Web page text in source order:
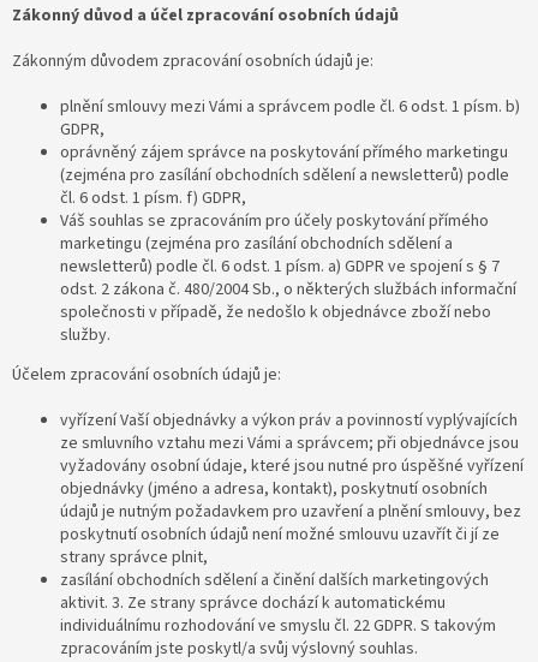
Zákonný důvod a účel zpracování osobních údajů
Zákonným důvodem zpracování osobních údajů je:
plnění smlouvy mezi Vámi a správcem podle čl. 6 odst. 1 písm. b)
GDPR,
oprávněný zájem správce na poskytování přímého marketingu
(zejména pro zasílání obchodních sdělení a newsletterů) podle
čl. 6 odst. 1 písm. f) GDPR,
Váš souhlas se zpracováním pro účely poskytování přímého
marketingu (zejména pro zasílání obchodních sdělení a
newsletterů) podle čl. 6 odst. 1 písm. a) GDPR ve spojení s § 7
odst. 2 zákona č. 480/2004 Sb., o některých službách informační
společnosti v případě, že nedošlo k objednávce zboží nebo
služby.
Účelem zpracování osobních údajů je:
vyřízení Vaší objednávky a výkon práv a povinností vyplývajících
ze smluvního vztahu mezi Vámi a správcem; při objednávce jsou
vyžadovány osobní údaje, které jsou nutné pro úspěšné vyřízení
objednávky (jméno a adresa, kontakt), poskytnutí osobních
údajů je nutným požadavkem pro uzavření a plnění smlouvy, bez
poskytnutí osobních údajů není možné smlouvu uzavřít či jí ze
strany správce plnit,
zasílání obchodních sdělení a činění dalších marketingových
aktivit. 3. Ze strany správce dochází k automatickému
individuálnímu rozhodování ve smyslu čl. 22 GDPR. S takovým
zpracováním jste poskytl/a svůj výslovný souhlas.